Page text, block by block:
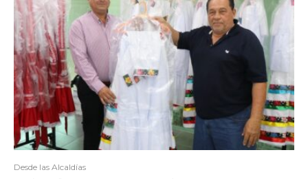
Desde las Alcaldías